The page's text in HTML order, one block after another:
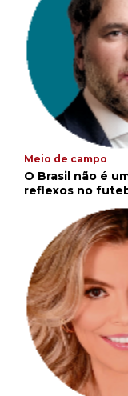
Meio de campo
O Brasil não é
reflexos no